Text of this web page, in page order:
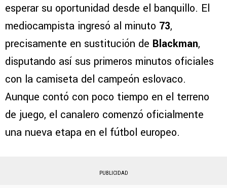
esperar su oportunidad desde el banquillo. El
mediocampista ingresó al minuto 73,
precisamente en sustitución de Blackman,
disputando así sus primeros minutos oficiales
con la camiseta del campeón eslovaco.
Aunque contó con poco tiempo en el terreno
de juego, el canalero comenzó oficialmente
una nueva etapa en el fútbol europeo.
PUBLICIDAD